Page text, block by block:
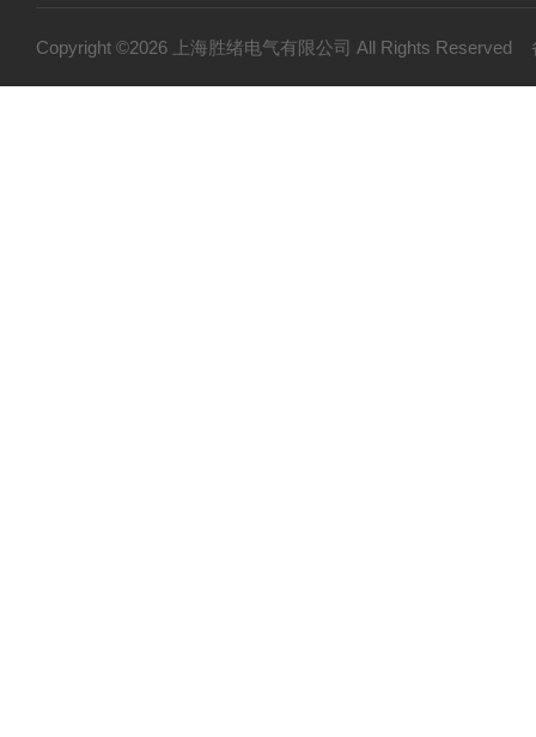
Copyright ©2026 上海胜绪电气有限公司 All Rights Reserved